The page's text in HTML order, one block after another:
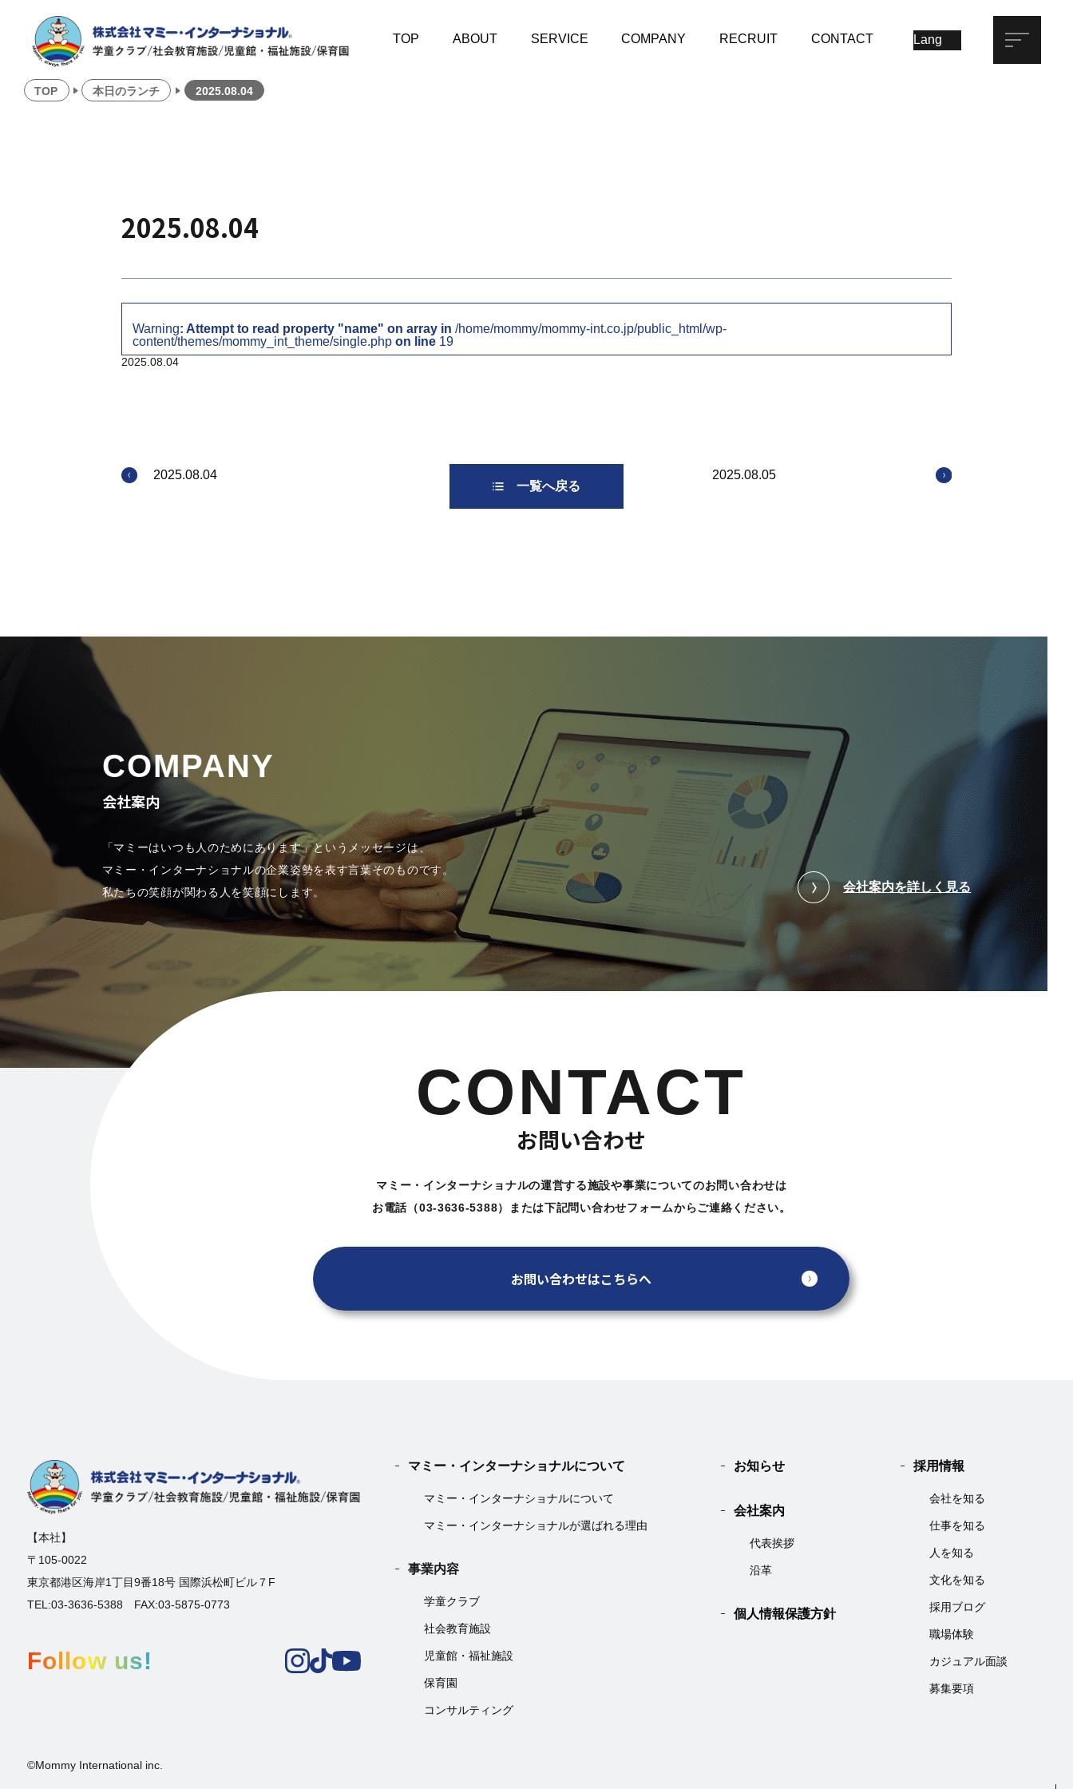
TOP ABOUT SERVICE COMPANY RECRUIT CONTACT
TOP 本日のランチ 2025.08.04
2025.08.04
Warning: Attempt to read property "name" on array in /home/mommy/mommy-int.co.jp/public_html/wp-
content/themes/mommy_int_theme/single.php on line 19
2025.08.04
2025.08.04
一覧へ戻る
2025.08.05
COMPANY
会社案内
「マミーはいつも人のためにあります」というメッセージは、
マミー・インターナショナルの企業姿勢を表す言葉そのものです。
私たちの笑顔が関わる人を笑顔にします。
会社案内を詳しく見る
CONTACT
お問い合わせ
マミー・インターナショナルの運営する施設や事業についてのお問い合わせは
お電話（03-3636-5388）または下記問い合わせフォームからご連絡ください。
お問い合わせはこちらへ
【本社】
〒105-0022
東京都港区海岸1丁目9番18号 国際浜松町ビル７F
TEL:03-3636-5388 FAX:03-5875-0773
Follow us!
マミー・インターナショナルについて
マミー・インターナショナルについて
マミー・インターナショナルが選ばれる理由
事業内容
学童クラブ
社会教育施設
児童館・福祉施設
保育園
コンサルティング
お知らせ
会社案内
代表挨拶
沿革
個人情報保護方針
採用情報
会社を知る
仕事を知る
人を知る
文化を知る
採用ブログ
職場体験
カジュアル面談
募集要項
©Mommy International inc.